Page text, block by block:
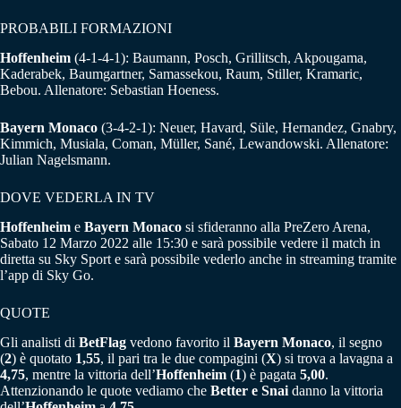
PROBABILI FORMAZIONI
Hoffenheim (4-1-4-1): Baumann, Posch, Grillitsch, Akpougama,
Kaderabek, Baumgartner, Samassekou, Raum, Stiller, Kramaric,
Bebou. Allenatore: Sebastian Hoeness.
Bayern Monaco (3-4-2-1): Neuer, Havard, Süle, Hernandez, Gnabry,
Kimmich, Musiala, Coman, Müller, Sané, Lewandowski. Allenatore:
Julian Nagelsmann.
DOVE VEDERLA IN TV
Hoffenheim e Bayern Monaco si sfideranno alla PreZero Arena,
Sabato 12 Marzo 2022 alle 15:30 e sarà possibile vedere il match in
diretta su Sky Sport e sarà possibile vederlo anche in streaming tramite
l’app di Sky Go.
QUOTE
Gli analisti di BetFlag vedono favorito il Bayern Monaco, il segno
(2) è quotato 1,55, il pari tra le due compagini (X) si trova a lavagna a
4,75, mentre la vittoria dell’Hoffenheim (1) è pagata 5,00.
Attenzionando le quote vediamo che Better e Snai danno la vittoria